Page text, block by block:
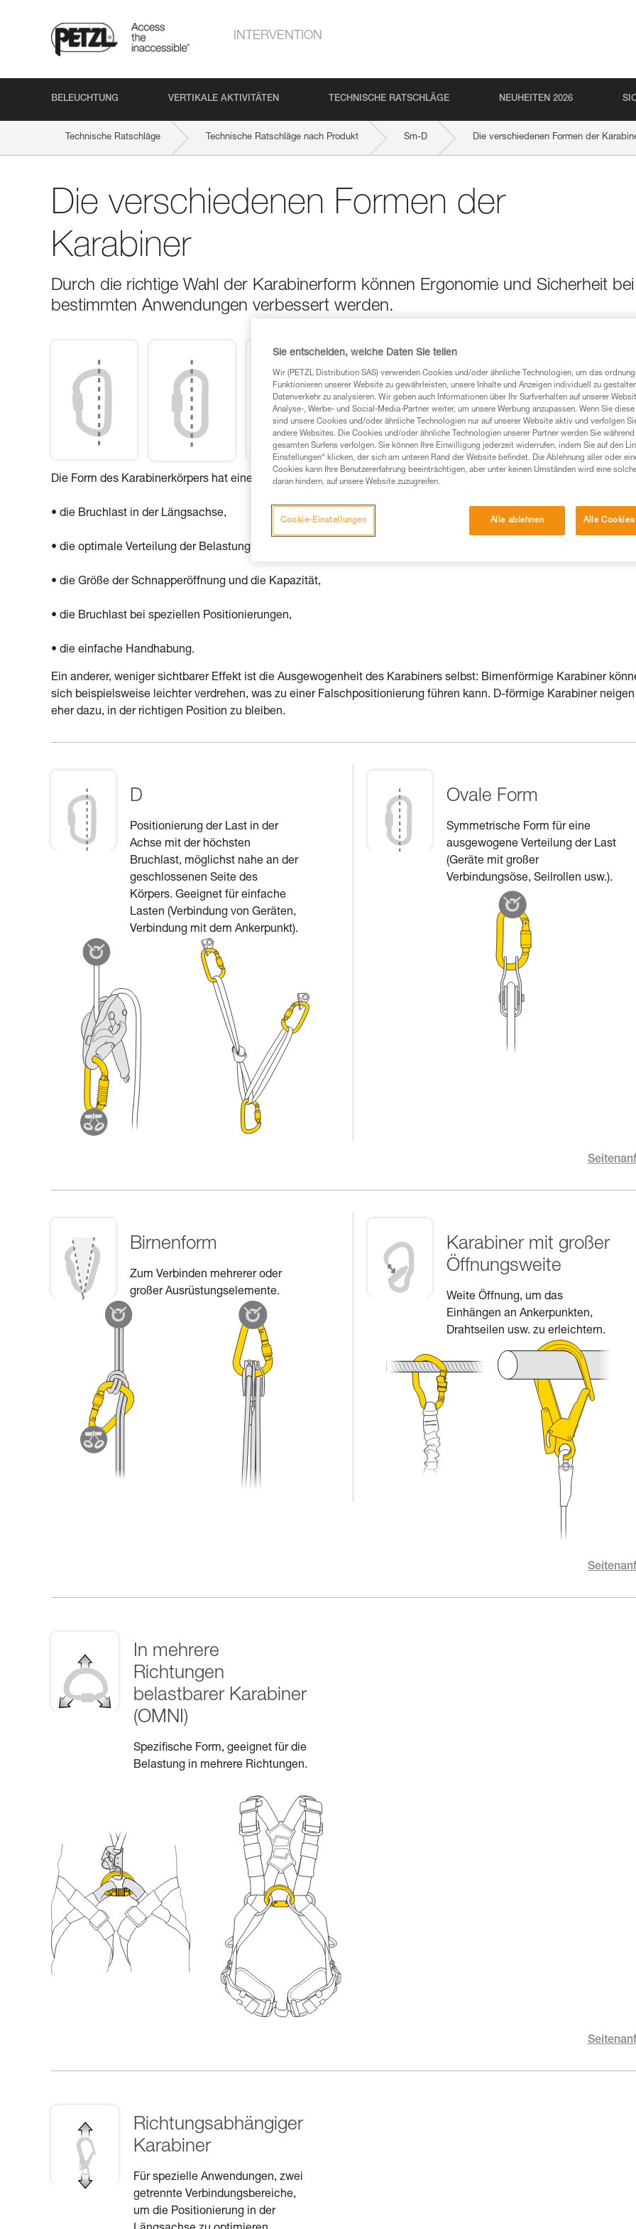
INTERVENTION
BELEUCHTUNG VERTIKALE AKTIVITÄTEN TECHNISCHE RATSCHLÄGE NEUHEITEN 2026
Technische Ratschläge Technische Ratschläge nach Produkt Sm-D Die verschiedenen Formen der
Die verschiedenen Formen der
Karabiner
Durch die richtige Wahl der Karabinerform können Ergonomie und Sicherheit bei
bestimmten Anwendungen verbessert werden.
Die Form des Karabinerkörpers hat einen Einfluss auf:
• die Bruchlast in der Längsachse,
• die optimale Verteilung der Belastung,
• die Größe der Schnapperöffnung und die Kapazität,
• die Bruchlast bei speziellen Positionierungen,
• die einfache Handhabung.
Ein anderer, weniger sichtbarer Effekt ist die Ausgewogenheit des Karabiners selbst: Birnenförmige Karabiner
sich beispielsweise leichter verdrehen, was zu einer Falschpositionierung führen kann. D-förmige Karabiner neigen
eher dazu, in der richtigen Position zu bleiben.
D
Positionierung der Last in der
Achse mit der höchsten
Bruchlast, möglichst nahe an der
geschlossenen Seite des
Körpers. Geeignet für einfache
Lasten (Verbindung von Geräten,
Verbindung mit dem Ankerpunkt).
Ovale Form
Symmetrische Form für eine
ausgewogene Verteilung der Last
(Geräte mit großer
Verbindungsöse, Seilrollen usw.).
Birnenform
Zum Verbinden mehrerer oder
großer Ausrüstungselemente.
Karabiner mit großer
Öffnungsweite
Weite Öffnung, um das
Einhängen an Ankerpunkten,
Drahtseilen usw. zu erleichtern.
In mehrere
Richtungen
belastbarer Karabiner
(OMNI)
Spezifische Form, geeignet für die
Belastung in mehrere Richtungen.
Richtungsabhängiger
Karabiner
Für spezielle Anwendungen, zwei
getrennte Verbindungsbereiche,
um die Positionierung in der
Sie entscheiden, welche Daten Sie teilen
Wir (PETZL Distribution SAS) verwenden Cookies und/oder ähnliche Technologien, um das
Funktionieren unserer Website zu gewährleisten, unsere Inhalte und Anzeigen individuell zu
Datenverkehr zu analysieren. Wir geben auch Informationen über Ihr Surfverhalten auf unserer
Analyse-, Werbe- und Social-Media-Partner weiter, um unsere Werbung anzupassen. Wenn Sie
sind unsere Cookies und/oder ähnliche Technologien nur auf unserer Website aktiv und verfolgen
andere Websites. Die Cookies und/oder ähnliche Technologien unserer Partner werden Sie während
gesamten Surfens verfolgen. Sie können Ihre Einwilligung jederzeit widerrufen, indem Sie auf den
Einstellungen“ klicken, der sich am unteren Rand der Website befindet. Die Ablehnung aller oder
Cookies kann Ihre Benutzererfahrung beeinträchtigen, aber unter keinen Umständen wird eine
daran hindern, auf unsere Website zuzugreifen.
Alle ablehnen Alle
Cookie-Einstellungen